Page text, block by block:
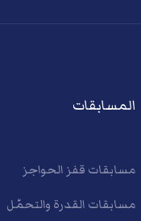
المسابقات
مسابقات قفز الحواجز
مسابقات القدرة والتحمّل